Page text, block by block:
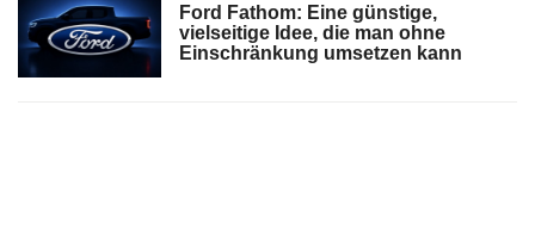
Ford Fathom: Eine günstige,
vielseitige Idee, die man ohne
Einschränkung umsetzen kann